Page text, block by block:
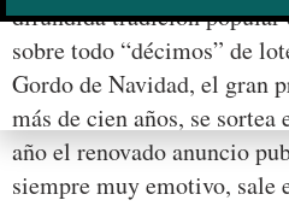
difundida tradición popular
sobre todo “décimos” de
Gordo de Navidad, el gran
más de cien años, se
año el renovado anuncio
siempre muy emotivo, sale